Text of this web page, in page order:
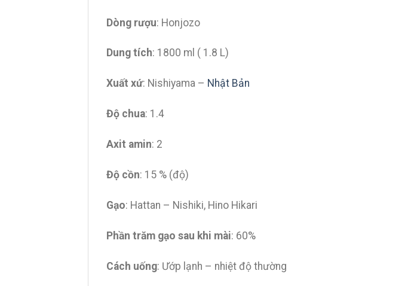
Dòng rượu: Honjozo
Dung tích: 1800 ml ( 1.8 L)
Xuất xứ: Nishiyama – Nhật Bản
Độ chua: 1.4
Axit amin: 2
Độ cồn: 15 % (độ)
Gạo: Hattan – Nishiki, Hino Hikari
Phần trăm gạo sau khi mài: 60%
Cách uống: Ướp lạnh – nhiệt độ thường